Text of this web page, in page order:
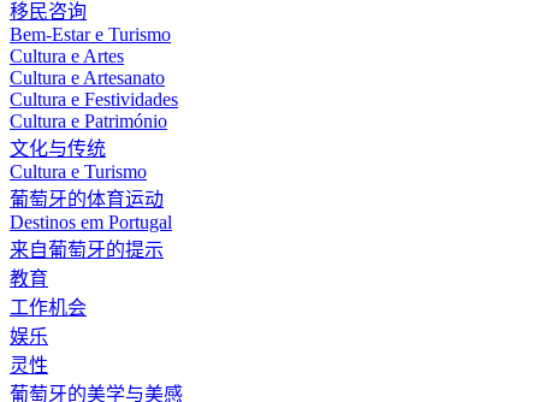
移民咨询
Bem-Estar e Turismo
Cultura e Artes
Cultura e Artesanato
Cultura e Festividades
Cultura e Património
文化与传统
Cultura e Turismo
葡萄牙的体育运动
Destinos em Portugal
来自葡萄牙的提示
教育
工作机会
娱乐
灵性
葡萄牙的美学与美感